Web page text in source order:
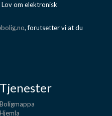
om elektronisk
, forutsetter vi at du
Tjenester
Boligmappa
Hjemla